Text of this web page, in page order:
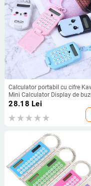
Calculator portabil cu cifre
Mini Calculator Display de
Desen animat drăguț creativ
Calculator Rechizite de birou
28.18 Lei